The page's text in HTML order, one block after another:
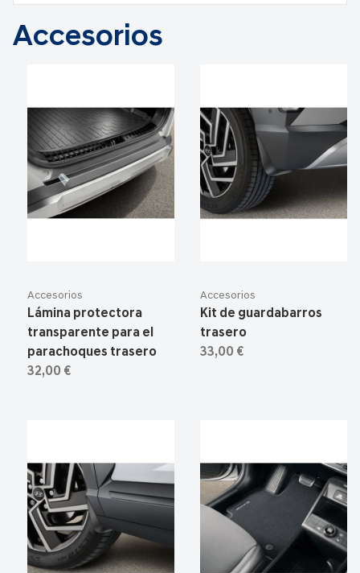
Accesorios
Accesorios
Lámina protectora
transparente para el
parachoques trasero
32,00 €
Accesorios
Kit de guardabarros
trasero
33,00 €